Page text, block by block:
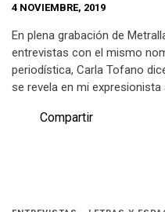
4 NOVIEMBRE, 2019
En plena grabación de
entrevistas con el mismo
periodística, Carla Tofano
se revela en mi expresionista
Compartir